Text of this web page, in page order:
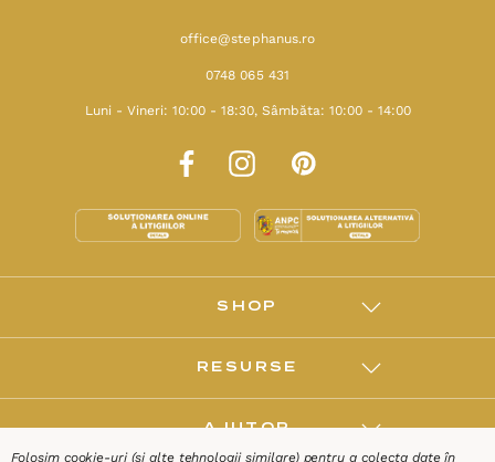
office@stephanus.ro
0748 065 431
Luni - Vineri: 10:00 - 18:30, Sâmbăta: 10:00 - 14:00
SHOP
RESURSE
AJUTOR
Folosim cookie-uri (și alte tehnologii similare) pentru a colecta date în